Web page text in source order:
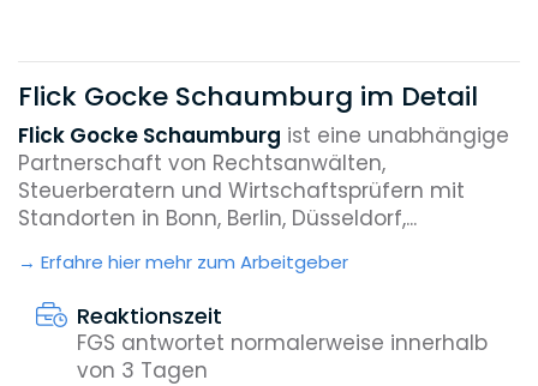
Flick Gocke Schaumburg im Detail
Flick Gocke Schaumburg ist eine unabhängige
Partnerschaft von Rechtsanwälten,
Steuerberatern und Wirtschaftsprüfern mit
Standorten in Bonn, Berlin, Düsseldorf,...
Erfahre hier mehr zum Arbeitgeber
Reaktionszeit
FGS antwortet normalerweise innerhalb
von 3 Tagen